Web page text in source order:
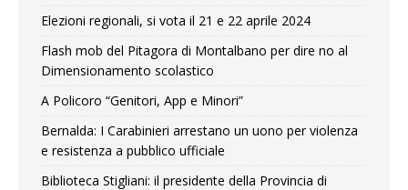
Elezioni regionali, si vota il 21 e 22 aprile 2024
Flash mob del Pitagora di Montalbano per dire no al
Dimensionamento scolastico
A Policoro “Genitori, App e Minori”
Bernalda: I Carabinieri arrestano un uono per violenza
e resistenza a pubblico ufficiale
Biblioteca Stigliani: il presidente della Provincia di